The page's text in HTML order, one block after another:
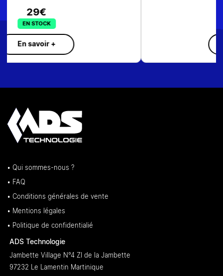
• Qui sommes-nous ?
• FAQ
• Conditions générales de vente
• Mentions légales
• Politique de confidentialié
ADS Technologie
Jambette Village N°4 ZI de la Jambette
97232 Le Lamentin Martinique